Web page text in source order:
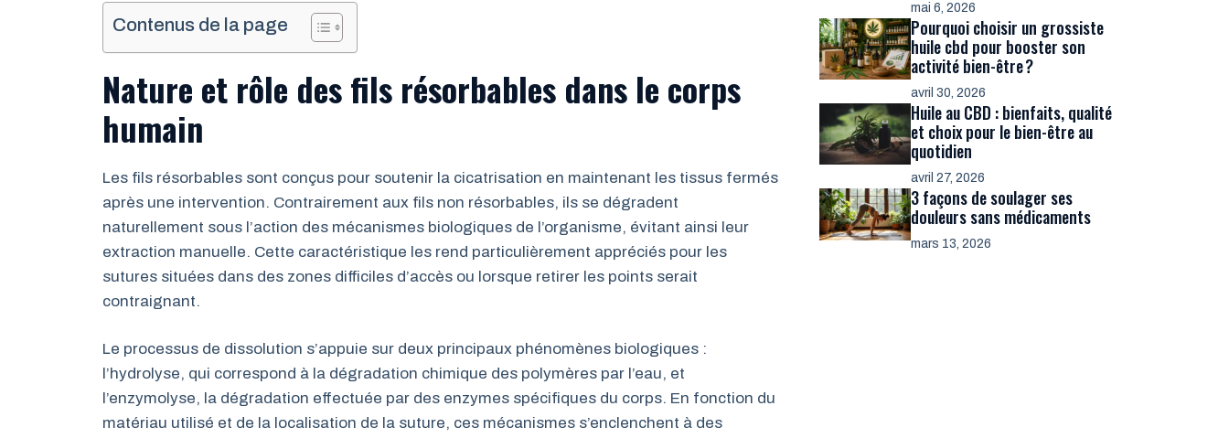
Contenus de la page
Nature et rôle des fils résorbables dans le corps
humain
Les fils résorbables sont conçus pour soutenir la cicatrisation en maintenant les tissus fermés
après une intervention. Contrairement aux fils non résorbables, ils se dégradent
naturellement sous l’action des mécanismes biologiques de l’organisme, évitant ainsi leur
extraction manuelle. Cette caractéristique les rend particulièrement appréciés pour les
sutures situées dans des zones difficiles d’accès ou lorsque retirer les points serait
contraignant.
Le processus de dissolution s’appuie sur deux principaux phénomènes biologiques :
l’hydrolyse, qui correspond à la dégradation chimique des polymères par l’eau, et
l’enzymolyse, la dégradation effectuée par des enzymes spécifiques du corps. En fonction du
matériau utilisé et de la localisation de la suture, ces mécanismes s’enclenchent à des
mai 6, 2026
Pourquoi choisir un grossiste
huile cbd pour booster son
activité bien-être ?
avril 30, 2026
Huile au CBD : bienfaits, qualité
et choix pour le bien-être au
quotidien
avril 27, 2026
3 façons de soulager ses
douleurs sans médicaments
mars 13, 2026